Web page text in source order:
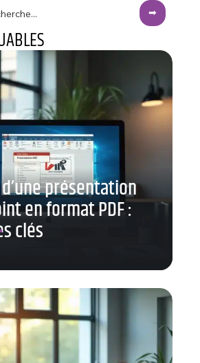
présentation
en format PDF :
clés